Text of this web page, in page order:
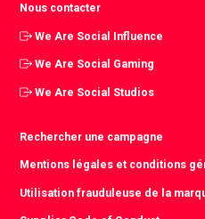
Nous contacter
We Are Social Influence
We Are Social Gaming
We Are Social Studios
Rechercher une campagne
Mentions légales et conditions
Utilisation frauduleuse de la